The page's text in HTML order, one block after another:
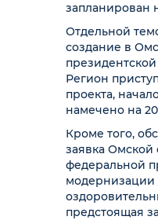
запланирован
Отдельной
создание в
Регион
проекта,
намечено на
Кроме того,
заявка Омской
федеральной
модернизации
предстоящая